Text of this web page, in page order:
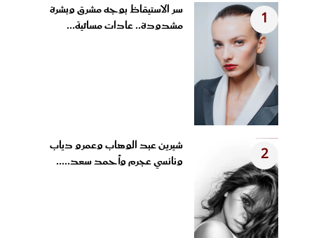
1
سر الاستيقاظ بوجه مشرق وبشرة
مشدودة.. عادات مسائية...
2
شيرين عبد الوهاب وعمرو دياب
ونانسي عجرم وأحمد سعد.....